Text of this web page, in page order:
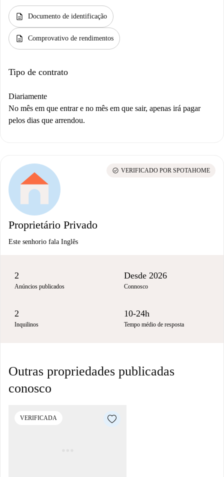
description Documento de identificação
description Comprovativo de rendimentos
Tipo de contrato
Diariamente
No mês em que entrar e no mês em que sair, apenas irá pagar
pelos dias que arrendou.
Proprietário Privado
Este senhorio fala Inglês
check_circle VERIFICADO POR SPOTAHOME
2
Anúncios publicados
Desde 2026
Connosco
2
Inquilinos
10-24h
Tempo médio de resposta
Outras propriedades publicadas
conosco
VERIFICADA